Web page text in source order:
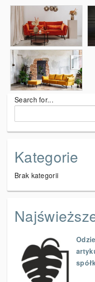
Search for...
Kategorie
Brak kategorii